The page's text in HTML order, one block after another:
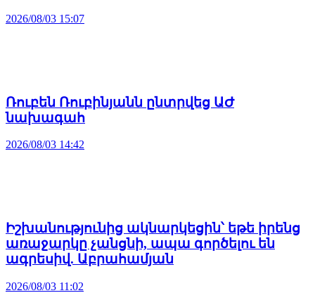
2026/08/03 15:07
Ռուբեն Ռուբինյանն ընտրվեց ԱԺ
նախագահ
2026/08/03 14:42
Իշխանությունից ակնարկեցին՝ եթե իրենց
առաջարկը չանցնի, ապա գործելու են
ագրեսիվ. Աբրահամյան
2026/08/03 11:02